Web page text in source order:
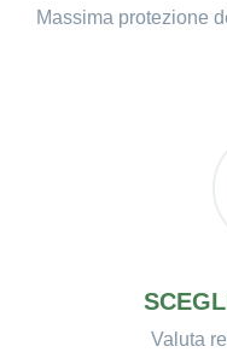
Massima protezione
Valuta